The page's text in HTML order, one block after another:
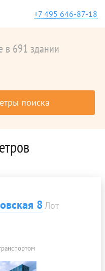
+7 495 646-87-18
в 691 здании
поиска
8Лот